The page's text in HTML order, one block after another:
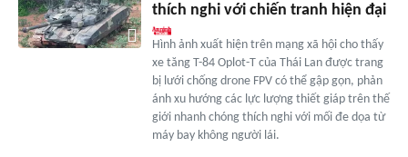
thích nghi với chiến tranh hiện đại
Hình ảnh xuất hiện trên mạng xã hội cho thấy
xe tăng T-84 Oplot-T của Thái Lan được trang
bị lưới chống drone FPV có thể gập gọn, phản
ánh xu hướng các lực lượng thiết giáp trên thế
giới nhanh chóng thích nghi với mối đe dọa từ
máy bay không người lái.